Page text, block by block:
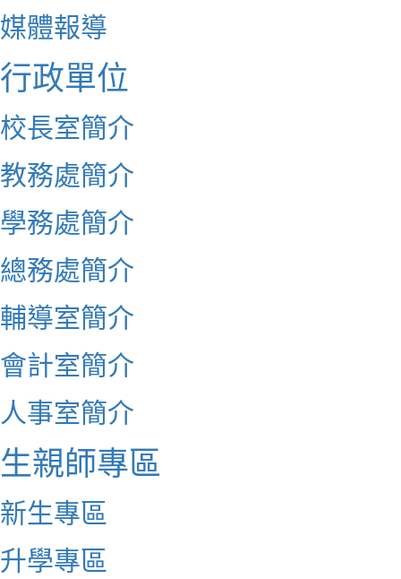
媒體報導
行政單位
校長室簡介
教務處簡介
學務處簡介
總務處簡介
輔導室簡介
會計室簡介
人事室簡介
生親師專區
新生專區
升學專區